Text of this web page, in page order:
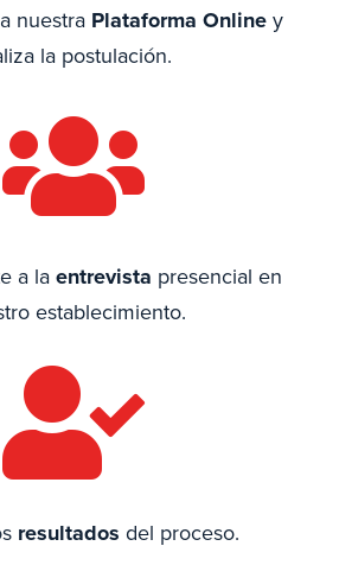
nuestra Plataforma Onliney
la postulación.

a laentrevista presencial en
establecimiento.

resultados del proceso.